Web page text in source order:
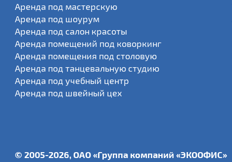
Аренда под мастерскую
Аренда под шоурум
Аренда под салон красоты
Аренда помещений под коворкинг
Аренда помещения под столовую
Аренда под танцевальную студию
Аренда под учебный центр
Аренда под швейный цех
© 2005-2026, ОАО «Группа компаний «ЭКООФИС»